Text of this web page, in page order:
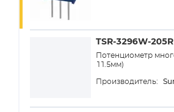
TSR-3296W-205R
Потенциометр
11.5мм)
Производитель: